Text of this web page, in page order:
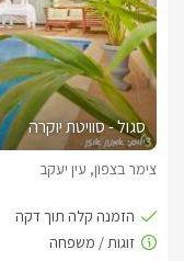
סגול - סוויטת יוקרה
צימר בצפון, עין יעקב